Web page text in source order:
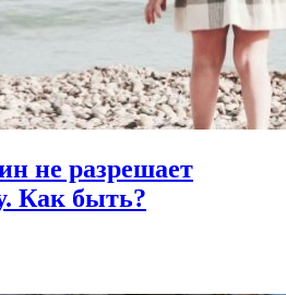
не разрешает
Как быть?